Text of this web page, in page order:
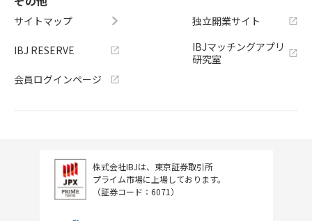
サイトマップ
IBJ RESERVE
会員ログインページ
独立開業サイト
IBJマッチングアプリ
研究室
株式会社IBJは、東京証券取引所
プライム市場に上場しております。
（証券コード：6071）